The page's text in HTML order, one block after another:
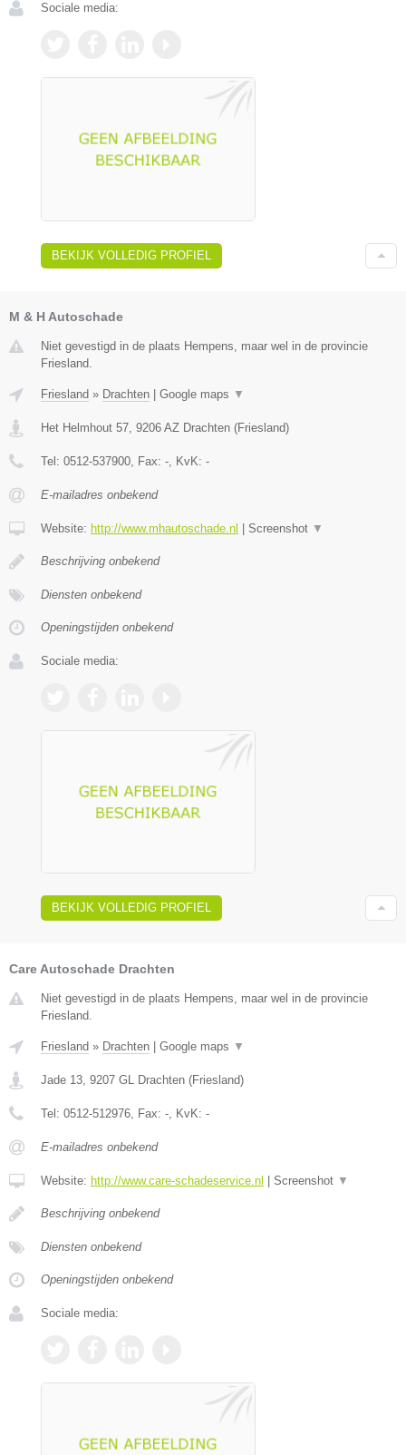
Sociale media:
BEKIJK VOLLEDIG PROFIEL
M & H Autoschade
Niet gevestigd in de plaats Hempens, maar wel in de provincie
Friesland.
Friesland » Drachten | Google maps ▼
Het Helmhout 57 9206 AZ Drachten (Friesland)
Tel: 0512-537900 , Fax: - , KvK: -
E-mailadres onbekend
Website: http://www.mhautoschade.nl | Screenshot ▼
Beschrijving onbekend
Diensten onbekend
Openingstijden onbekend
Sociale media:
BEKIJK VOLLEDIG PROFIEL
Care Autoschade Drachten
Niet gevestigd in de plaats Hempens, maar wel in de provincie
Friesland.
Friesland » Drachten Google maps ▼
Jade 13, 9207 GL Drachten (Friesland)
Tel: 0512-512976, Fax: -, KvK: -
E-mailadres onbekend
Website: http://www.care-schadeservice.nl Screenshot ▼
Beschrijving onbekend
Diensten onbekend
Openingstijden onbekend
Sociale media: